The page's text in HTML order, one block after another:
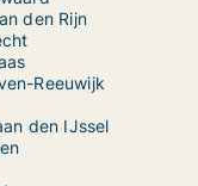
den Rijn
Reeuwijk
den IJssel